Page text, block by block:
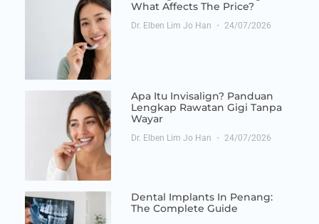
What Affects The Price?
Dr. Elben Lim Jo Han 24/07/2026
Apa Itu Invisalign? Panduan
Lengkap Rawatan Gigi Tanpa
Wayar
Dr. Elben Lim Jo Han 24/07/2026
Dental Implants In Penang:
The Complete Guide